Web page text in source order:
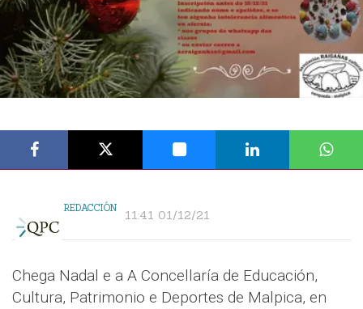
REDACCIÓN 11:41 01/12/21
Chega Nadal e a A Concellaría de Educación,
Cultura, Patrimonio e Deportes de Malpica, en